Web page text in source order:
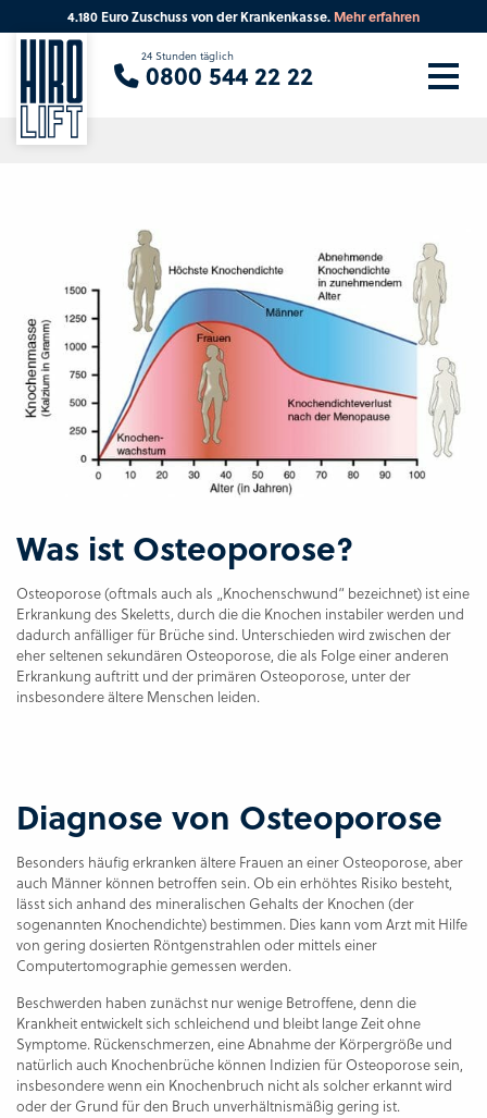
Was ist Osteoporose?
Osteoporose (oftmals auch als „Knochenschwund“ bezeichnet) ist eine
Erkrankung des Skeletts, durch die die Knochen instabiler werden und
dadurch anfälliger für Brüche sind. Unterschieden wird zwischen der
eher seltenen sekundären Osteoporose, die als Folge einer anderen
Erkrankung auftritt und der primären Osteoporose, unter der
insbesondere ältere Menschen leiden.
Diagnose von Osteoporose
Besonders häufig erkranken ältere Frauen an einer Osteoporose, aber
auch Männer können betroffen sein. Ob ein erhöhtes Risiko besteht,
lässt sich anhand des mineralischen Gehalts der Knochen (der
sogenannten Knochendichte) bestimmen. Dies kann vom Arzt mit Hilfe
von gering dosierten Röntgenstrahlen oder mittels einer
Computertomographie gemessen werden.
Beschwerden haben zunächst nur wenige Betroffene, denn die
Krankheit entwickelt sich schleichend und bleibt lange Zeit ohne
Symptome. Rückenschmerzen, eine Abnahme der Körpergröße und
natürlich auch Knochenbrüche können Indizien für Osteoporose sein,
insbesondere wenn ein Knochenbruch nicht als solcher erkannt wird
oder der Grund für den Bruch unverhältnismäßig gering ist.
4.180 Euro Zuschuss von der Krankenkasse.Mehr erfahren
24 Stunden täglich
0800 544 22 22
Sie suchen eine Beratung vor Ort?
Ihre PLZ Beratung